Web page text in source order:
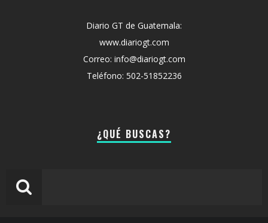
Diario GT de Guatemala:
www.diariogt.com
Correo: info@diariogt.com
Teléfono: 502-51852236
¿QUÉ BUSCAS?